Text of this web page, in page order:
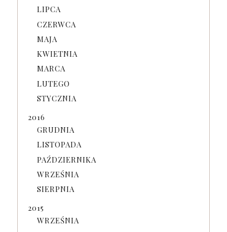
LIPCA
CZERWCA
MAJA
KWIETNIA
MARCA
LUTEGO
STYCZNIA
2016
GRUDNIA
LISTOPADA
PAŹDZIERNIKA
WRZEŚNIA
SIERPNIA
2015
WRZEŚNIA